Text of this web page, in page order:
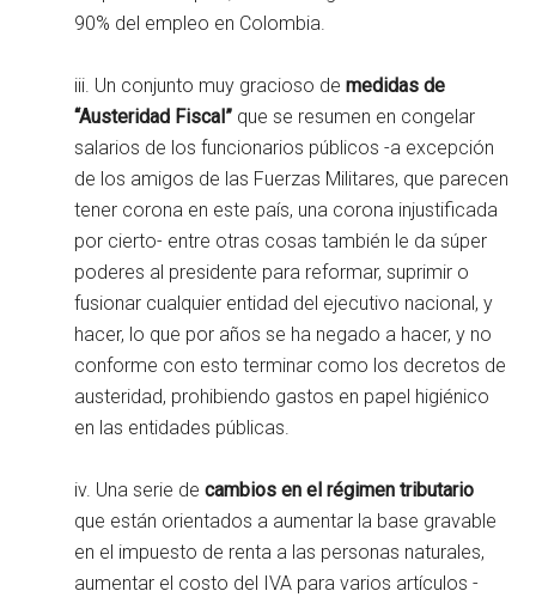
90% del empleo en Colombia.
iii. Un conjunto muy gracioso demedidas de
“Austeridad Fiscal” que se resumen en congelar
salarios de los funcionarios públicos -a excepción
de los amigos de las Fuerzas Militares, que parecen
tener corona en este país, una corona injustificada
por cierto- entre otras cosas también le da súper
poderes al presidente para reformar, suprimir o
fusionar cualquier entidad del ejecutivo nacional, y
hacer, lo que por años se ha negado a hacer, y no
conforme con esto terminar como los decretos de
austeridad, prohibiendo gastos en papel higiénico
en las entidades públicas.
iv. Una serie decambios en el régimen tributario
que están orientados a aumentar la base gravable
en el impuesto de renta a las personas naturales,
aumentar el costo del IVA para varios artículos -